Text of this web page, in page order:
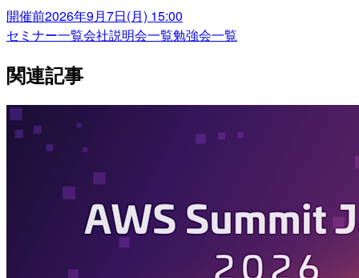
開催前2026年9月7日(月) 15:00
セミナー一覧会社説明会一覧勉強会一覧
関連記事